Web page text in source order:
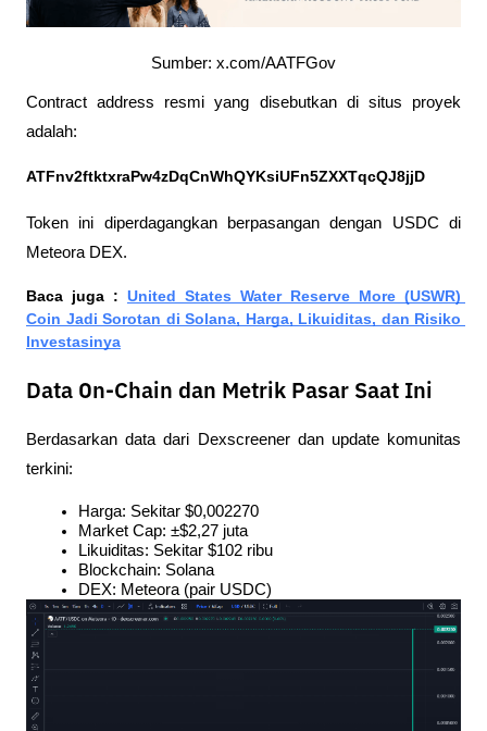
Sumber: x.com/AATFGov
Contract address resmi yang disebutkan di situs proyek
adalah:
ATFnv2ftktxraPw4zDqCnWhQYKsiUFn5ZXXTqcQJ8jjD
Token ini diperdagangkan berpasangan dengan USDC di
Meteora DEX.
Baca juga : United States Water Reserve More (USWR)
Coin Jadi Sorotan di Solana, Harga, Likuiditas, dan Risiko
Investasinya
Data On-Chain dan Metrik Pasar Saat Ini
Berdasarkan data dari Dexscreener dan update komunitas
terkini:
Harga: Sekitar $0,002270
Market Cap: ±$2,27 juta
Likuiditas: Sekitar $102 ribu
Blockchain: Solana
DEX: Meteora (pair USDC)